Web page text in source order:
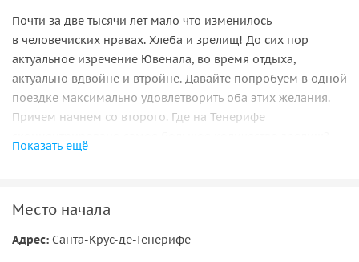
Почти за две тысячи лет мало что изменилось
в человечиских нравах. Хлеба и зрелищ! До сих пор
актуальное изречение Ювенала, во время отдыха,
актуально вдвойне и втройне. Давайте попробуем в одной
поездке максимально удовлетворить оба этих желания.
Причем начнем со второго. Где на Тенерифе
Конечно же, в Лоро-Парке. Именно здесь расположен
Парке, так как в природе эти виды не сохранились.
Уникальный аквариум Парка предлагает своим гостям
Показать ещё
Место начала
Адрес: Санта-Крус-де-Тенерифе